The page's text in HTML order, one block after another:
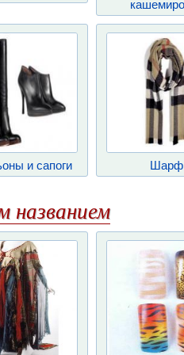
и сапоги Шарф
названием